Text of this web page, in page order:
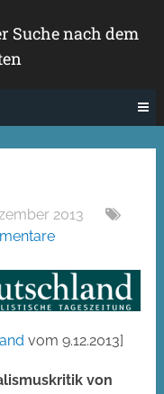
Suche nach dem
2013
vom 9.12.2013]
von